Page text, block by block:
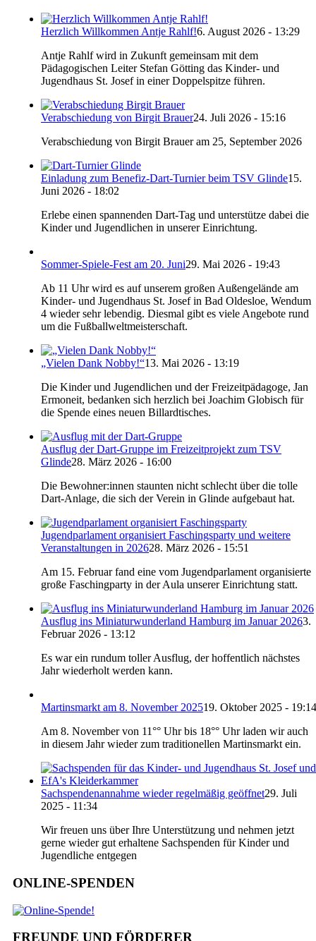
Herzlich Willkommen Antje Rahlf!6. August 2026 - 13:29
Antje Rahlf wird in Zukunft gemeinsam mit dem
Pädagogischen Leiter Stefan Götting das Kinder- und
Jugendhaus St. Josef in einer Doppelspitze führen.
Verabschiedung von Birgit Brauer24. Juli 2026 - 15:16
Verabschiedung von Birgit Brauer am 25, September 2026
Einladung zum Benefiz-Dart-Turnier beim TSV Glinde15.
Juni 2026 - 18:02
Erlebe einen spannenden Dart-Tag und unterstütze dabei die
Kinder und Jugendlichen in unserer Einrichtung.
Sommer-Spiele-Fest am 20. Juni29. Mai 2026 - 19:43
Ab 11 Uhr wird es auf unserem großen Außengelände am
Kinder- und Jugendhaus St. Josef in Bad Oldesloe, Wendum
4 wieder sehr lebendig. Diesmal gibt es viele Angebote rund
um die Fußballweltmeisterschaft.
„Vielen Dank Nobby!“13. Mai 2026 - 13:19
Die Kinder und Jugendlichen und der Freizeitpädagoge, Jan
Ermoneit, bedanken sich herzlich bei Joachim Globisch für
die Spende eines neuen Billardtisches.
Ausflug der Dart-Gruppe im Freizeitprojekt zum TSV
Glinde28. März 2026 - 16:00
Die Bewohner:innen staunten nicht schlecht über die tolle
Dart-Anlage, die sich der Verein in Glinde aufgebaut hat.
Jugendparlament organisiert Faschingsparty und weitere
Veranstaltungen in 202628. März 2026 - 15:51
Am 15. Februar fand eine vom Jugendparlament organisierte
große Faschingparty in der Aula unserer Einrichtung statt.
Ausflug ins Miniaturwunderland Hamburg im Januar 20263.
Februar 2026 - 13:12
Es war ein rundum toller Ausflug, der hoffentlich nächstes
Jahr wiederholt werden kann.
Martinsmarkt am 8. November 202519. Oktober 2025 - 19:14
Am 8. November von 11°° Uhr bis 18°° Uhr laden wir auch
in diesem Jahr wieder zum traditionellen Martinsmarkt ein.
Sachspendenannahme wieder regelmäßig geöffnet29. Juli
2025 - 11:34
Wir freuen uns über Ihre Unterstützung und nehmen jetzt
gerne wieder gut erhaltene Sachspenden für Kinder und
Jugendliche entgegen
ONLINE-SPENDEN
FREUNDE UND FÖRDERER